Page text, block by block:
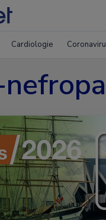
Cardiologie